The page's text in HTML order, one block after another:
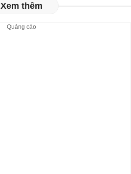
Xem thêm